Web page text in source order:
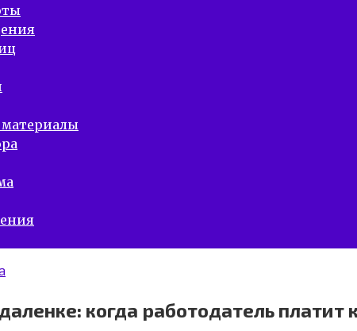
когда работодатель